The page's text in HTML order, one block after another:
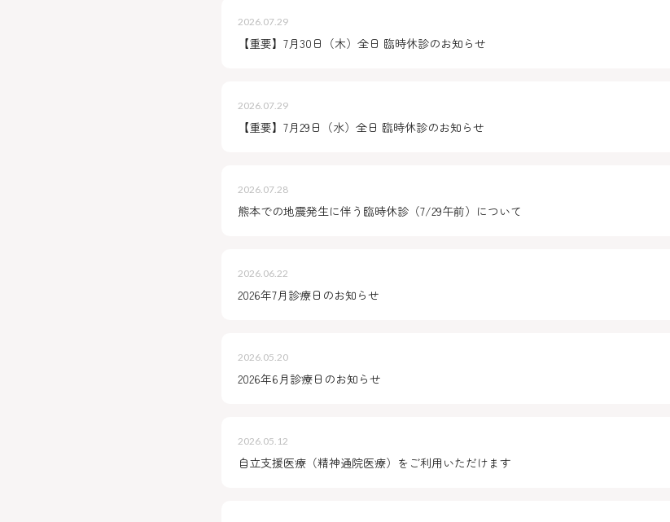
2026.07.29
【重要】7月30日（木）全日 臨時休診のお知らせ
2026.07.29
【重要】7月29日（水）全日 臨時休診のお知らせ
2026.07.28
熊本での地震発生に伴う臨時休診（7/29午前）について
2026.06.22
2026年7月診療日のお知らせ
2026.05.20
2026年6月診療日のお知らせ
2026.05.12
自立支援医療（精神通院医療）をご利用いただけます